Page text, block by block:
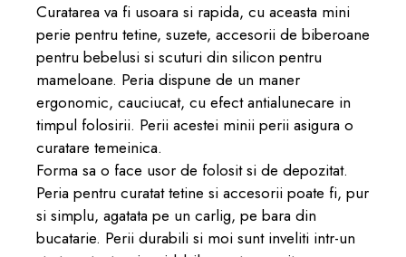
Curatarea va fi usoara si rapida, cu aceasta mini
perie pentru tetine, suzete, accesorii de biberoane
pentru bebelusi si scuturi din silicon pentru
mameloane. Peria dispune de un maner
ergonomic, cauciucat, cu efect antialunecare in
timpul folosirii. Perii acestei minii perii asigura o
curatare temeinica.
Forma sa o face usor de folosit si de depozitat.
Peria pentru curatat tetine si accesorii poate fi, pur
si simplu, agatata pe un carlig, pe bara din
bucatarie. Perii durabili si moi sunt inveliti intr-un